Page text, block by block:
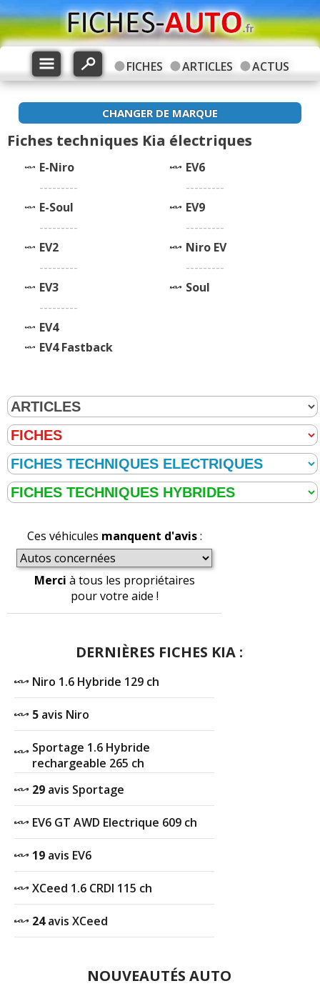
FICHES ARTICLES ACTUS
CHANGER DE MARQUE
Fiches techniques Kia électriques
E-Niro
---------
E-Soul
---------
EV2
---------
EV3
---------
EV4
EV4 Fastback
EV6
---------
EV9
---------
Niro EV
---------
Soul
Ces véhicules manquent d'avis:
Merci à tous les propriétaires
pour votre aide !
DERNIÈRES FICHES KIA :
Niro 1.6 Hybride 129 ch
5 avis Niro
Sportage 1.6 Hybride
rechargeable 265 ch
29 avis Sportage
EV6 GT AWD Electrique 609 ch
19 avis EV6
XCeed 1.6 CRDI 115 ch
24avis XCeed
NOUVEAUTÉS AUTO